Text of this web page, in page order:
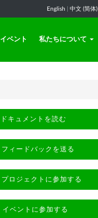
English 中文 (简体)
イベント 私たちについて
ドキュメントを読む
フィードバックを送る
プロジェクトに参加する
イベントに参加する